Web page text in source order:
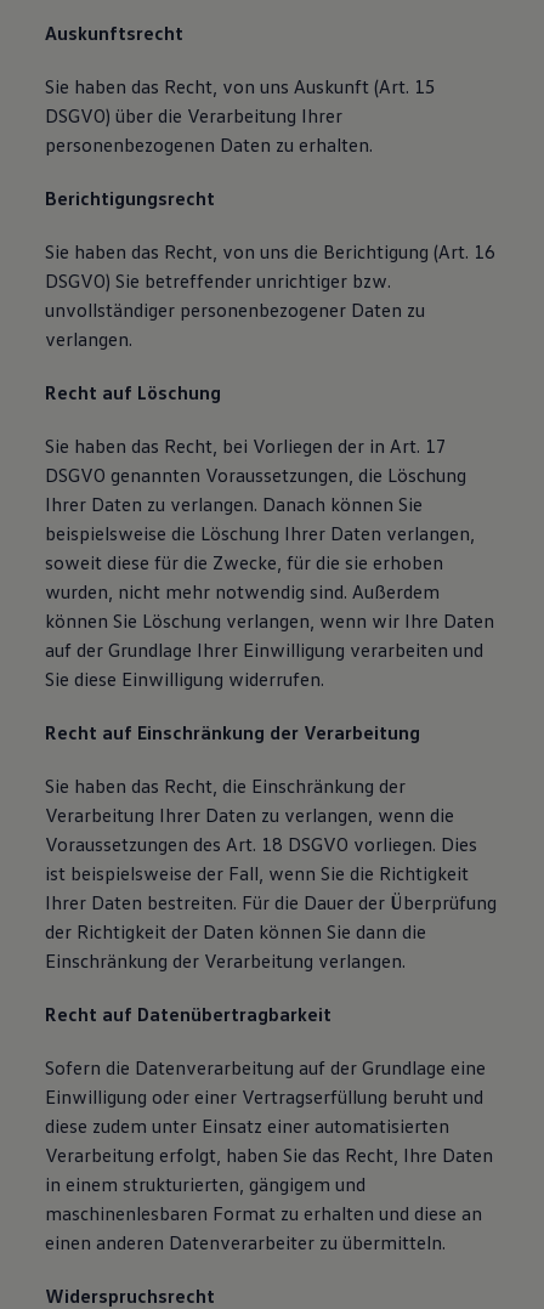
Auskunftsrecht
Sie haben das Recht, von uns Auskunft (Art. 15
DSGVO) über die Verarbeitung Ihrer
personenbezogenen Daten zu erhalten.
Berichtigungsrecht
Sie haben das Recht, von uns die Berichtigung (Art. 16
DSGVO) Sie betreffender unrichtiger bzw.
unvollständiger personenbezogener Daten zu
verlangen.
Recht auf Löschung
Sie haben das Recht, bei Vorliegen der in Art. 17
DSGVO genannten Voraussetzungen, die Löschung
Ihrer Daten zu verlangen. Danach können Sie
beispielsweise die Löschung Ihrer Daten verlangen,
soweit diese für die Zwecke, für die sie erhoben
wurden, nicht mehr notwendig sind. Außerdem
können Sie Löschung verlangen, wenn wir Ihre Daten
auf der Grundlage Ihrer Einwilligung verarbeiten und
Sie diese Einwilligung widerrufen.
Recht auf Einschränkung der Verarbeitung
Sie haben das Recht, die Einschränkung der
Verarbeitung Ihrer Daten zu verlangen, wenn die
Voraussetzungen des Art. 18 DSGVO vorliegen. Dies
ist beispielsweise der Fall, wenn Sie die Richtigkeit
Ihrer Daten bestreiten. Für die Dauer der Überprüfung
der Richtigkeit der Daten können Sie dann die
Einschränkung der Verarbeitung verlangen.
Recht auf Datenübertragbarkeit
Sofern die Datenverarbeitung auf der Grundlage eine
Einwilligung oder einer Vertragserfüllung beruht und
diese zudem unter Einsatz einer automatisierten
Verarbeitung erfolgt, haben Sie das Recht, Ihre Daten
in einem strukturierten, gängigem und
maschinenlesbaren Format zu erhalten und diese an
einen anderen Datenverarbeiter zu übermitteln.
Widerspruchsrecht